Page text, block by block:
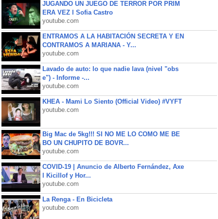
JUGANDO UN JUEGO DE TERROR POR PRIM
ERA VEZ l Sofia Castro
youtube.com
ENTRAMOS A LA HABITACIÓN SECRETA Y EN
CONTRAMOS A MARIANA - Y...
youtube.com
Lavado de auto: lo que nadie lava (nivel "obs
e") - Informe -...
youtube.com
KHEA - Mami Lo Siento (Official Video) #VYFT
youtube.com
Big Mac de 5kg!!! SI NO ME LO COMO ME BE
BO UN CHUPITO DE BOVR...
youtube.com
COVID-19 | Anuncio de Alberto Fernández, Axe
l Kicillof y Hor...
youtube.com
La Renga - En Bicicleta
youtube.com